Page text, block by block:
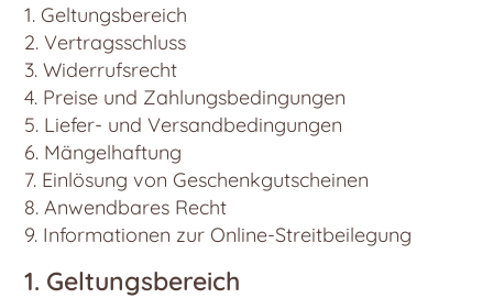
1. Geltungsbereich
2. Vertragsschluss
3. Widerrufsrecht
4. Preise und Zahlungsbedingungen
5. Liefer- und Versandbedingungen
6. Mängelhaftung
7. Einlösung von Geschenkgutscheinen
8. Anwendbares Recht
9. Informationen zur Online-Streitbeilegung
1. Geltungsbereich